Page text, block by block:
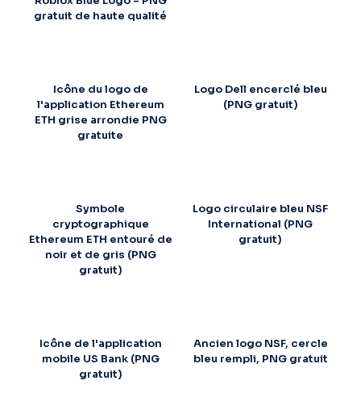
gratuit de haute qualité
Icône du logo de
l'application Ethereum
ETH grise arrondie PNG
gratuite
Logo Dell encerclé bleu
(PNG gratuit)
Symbole
cryptographique
Ethereum ETH entouré de
noir et de gris (PNG
gratuit)
Logo circulaire bleu NSF
International (PNG
gratuit)
Icône de l'application
mobile US Bank (PNG
gratuit)
Ancien logo NSF, cercle
bleu rempli, PNG gratuit